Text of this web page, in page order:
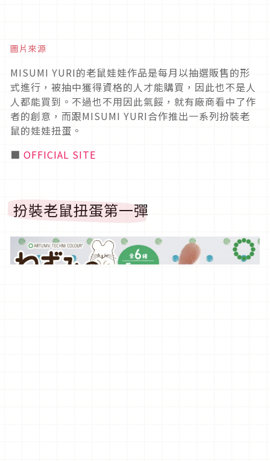
圖片來源
MISUMI YURI的老鼠娃娃作品是每月以抽選販售的形
式進行，被抽中獲得資格的人才能購買，因此也不是人
人都能買到。不過也不用因此氣餒，就有廠商看中了作
者的創意，而跟MISUMI YURI合作推出一系列扮裝老
鼠的娃娃扭蛋。
■ OFFICIAL SITE
扮裝老鼠扭蛋第一彈